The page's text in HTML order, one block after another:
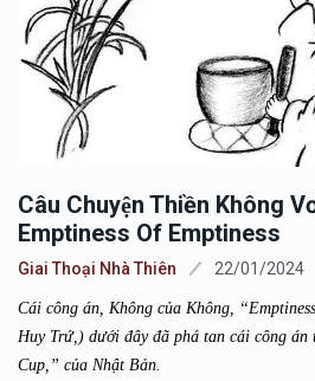
Câu Chuyện Thiền Không
Emptiness Of Emptiness
Giai Thoại Nhà Thiên 22/01/2024
Cái công án, Không của Không,
Huy Trứ,) dưới đây đã phá tan cái công
Cup,” của Nhật Bản.